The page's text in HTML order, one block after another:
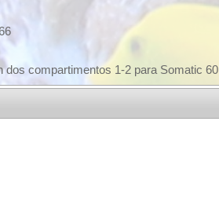
dos compartimentos 1-2 para Somatic 60